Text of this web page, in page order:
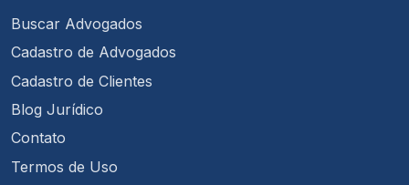
Buscar Advogados
Cadastro de Advogados
Cadastro de Clientes
Blog Jurídico
Contato
Termos de Uso